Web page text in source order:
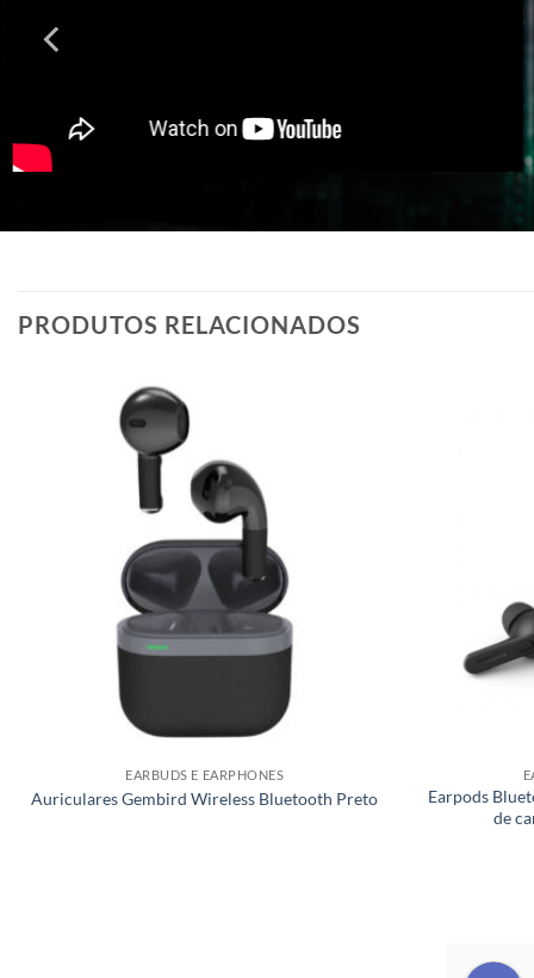
PRODUTOS RELACIONADOS
EARBUDS E EARPHONES
Auriculares Gembird Wireless Bluetooth Preto
Earpods
de